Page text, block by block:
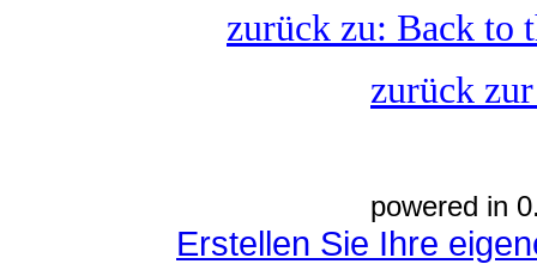
zurück zu: Back to
zurück
powered in
Erstellen Sie Ihre